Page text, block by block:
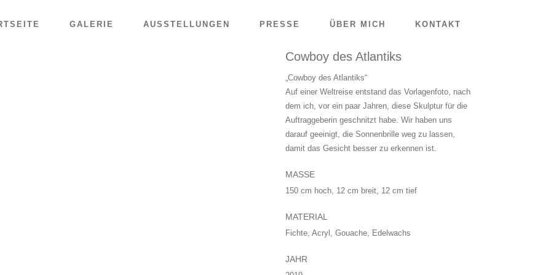
GALERIE AUSSTELLUNGEN PRESSE ÜBER MICH KONTAKT
Cowboy des Atlantiks
„Cowboy des Atlantiks“
Auf einer Weltreise entstand das Vorlagenfoto, nach
dem ich, vor ein paar Jahren, diese Skulptur für die
Auftraggeberin geschnitzt habe. Wir haben uns
darauf geeinigt, die Sonnenbrille weg zu lassen,
damit das Gesicht besser zu erkennen ist.
MASSE
150 cm hoch, 12 cm breit, 12 cm tief
MATERIAL
Fichte, Acryl, Gouache, Edelwachs
JAHR